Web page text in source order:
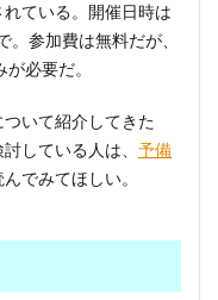
ている。開催日時は
参加費は無料だが、
必要だ。
いて紹介してきた
している人は、 予備
んでみてほしい。